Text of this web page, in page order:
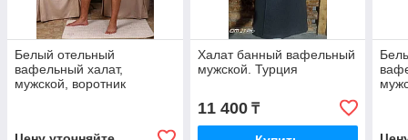
Белый отельный
вафельный халат,
мужской, воротник
Халат банный вафельный
мужской. Турция
11 400₸